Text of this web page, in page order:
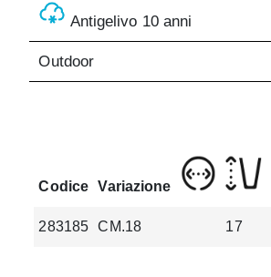
Antigelivo 10 anni
Outdoor
Codice Variazione
283185 CM.18 17